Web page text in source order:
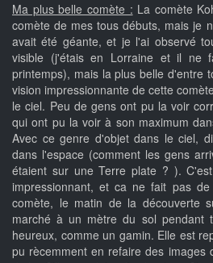
Ma plus belle comète : La comète
comète de mes tous débuts, mais je
avait été géante, et je l'ai observé
visible (j'étais en Lorraine et il ne
printemps), mais la plus belle d'entre
vision impressionnante de cette
le ciel. Peu de gens ont pu la voir
qui ont pu la voir à son maximum
Avec ce genre d'objet dans le ciel,
dans l'espace (comment les gens
étaient sur une Terre plate ? ).
impressionnant, et ca ne fait pas
comète, le matin de la découverte
marché à un mètre du sol pendant
heureux, comme un gamin. Elle est
pu rècemment en refaire des images